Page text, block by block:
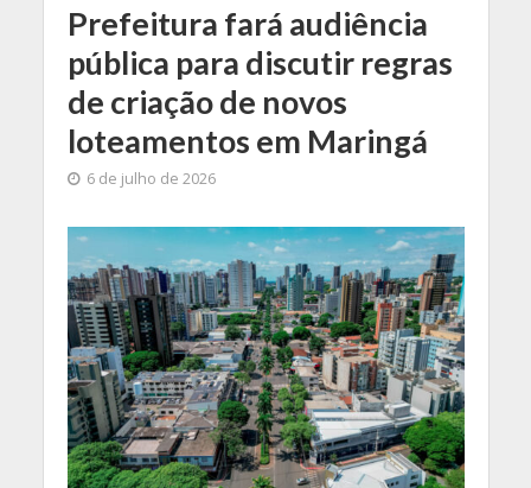
Prefeitura fará audiência
pública para discutir regras
de criação de novos
loteamentos em Maringá
6 de julho de 2026